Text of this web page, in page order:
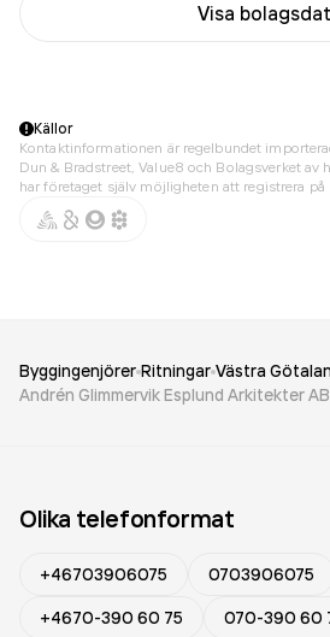
Visa
Källor
Kontaktinformationen är regelbundet
Dun & Bradstreet, Value8 och Bolagsverket
har företaget själv möjligheten att registrera på
Byggingenjörer Ritningar Västra
Andrén Glimmervik Esplund Arkitekter AB
Olika telefonformat
+46703906075 0703906075
+4670-390 60 75
070-390 60